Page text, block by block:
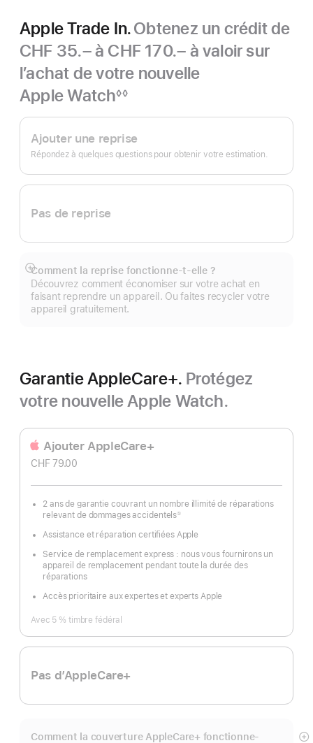
Apple Trade In.Obtenez un crédit de
CHF 35.– à CHF 170.– à valoir sur
l’achat de votre nouvelle
Apple Watch
Note
de
page
◊◊
Apple
Trade In.
Ajouter une reprise
Répondez à quelques questions pour obtenir votre estimation.
Pas de reprise
Comment la reprise fonctionne-t-elle ?
Découvrez comment économiser sur votre achat en
faisant reprendre un appareil. Ou faites recycler votre
appareil gratuitement.
Afficher
plus
Garantie AppleCare+. Protégez
votre nouvelle Apple Watch.
Ajouter AppleCare+
CHF 79.00
2 ans de garantie couvrant un nombre illimité de réparations
relevant de dommages accidentels
bas
①
Assistance et réparation certifiées Apple
Service de remplacement express : nous vous fournirons un
appareil de remplacement pendant toute la durée des
réparations
Accès prioritaire aux expertes et experts Apple
Avec 5 % timbre fédéral
Pas d’AppleCare+
Comment la couverture AppleCare+ fonctionne-